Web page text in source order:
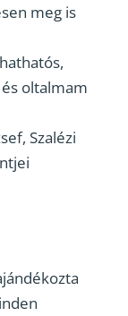
meg is
oltalmam
Szalézi